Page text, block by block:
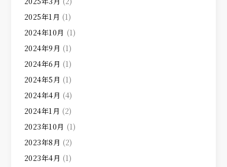
2025年1月 (1)
2024年10月 (1)
2024年9月 (1)
2024年6月 (1)
2024年5月 (1)
2024年4月 (4)
2024年1月 (2)
2023年10月 (1)
2023年8月 (2)
2023年4月 (1)